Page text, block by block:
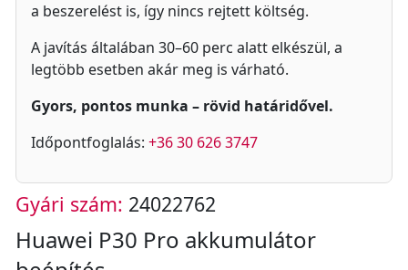
a beszerelést is, így nincs rejtett költség.
A javítás általában 30–60 perc alatt elkészül, a
legtöbb esetben akár meg is várható.
Gyors, pontos munka – rövid határidővel.
Időpontfoglalás: +36 30 626 3747
Gyári szám: 24022762
Huawei P30 Pro akkumulátor